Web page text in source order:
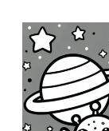
u
b
l
i
c
a
t